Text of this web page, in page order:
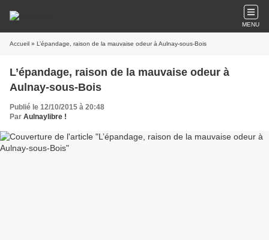
MENU
Accueil » L’épandage, raison de la mauvaise odeur à Aulnay-sous-Bois
L’épandage, raison de la mauvaise odeur à
Aulnay-sous-Bois
Publié le 12/10/2015 à 20:48
Par Aulnaylibre !